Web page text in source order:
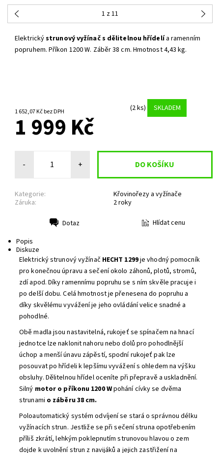
1 z 11
Elektrickýstrunový vyžínač s dělitelnou hřídelía ramenním
popruhem. Příkon 1200 W. Záběr 38 cm. Hmotnost 4,43 kg.
1 652,07 Kč bez DPH (2 ks) SKLADEM
1 999 Kč
- +
Kategorie:
Křovinořezy a vyžínače
Záruka:
2 roky
Dotaz
Hlídat cenu
Popis
Diskuze
Elektrický strunový vyžínač HECHT 1299je vhodný pomocník
pro konečnou úpravu a sečení okolo záhonů, plotů, stromů,
zdí apod. Díky ramennímu popruhu se s ním skvěle pracuje i
po delší dobu. Celá hmotnost je přenesena do popruhu a
díky skvělému vyvážení je jeho ovládání velice snadné a
pohodlné.
Obě madla jsou nastavitelná, rukojeť se spínačem na hnací
jednotce lze naklonit nahoru nebo dolů pro pohodlnější
úchop a menší únavu zápěstí, spodní rukojeť pak lze
posouvat po hřídeli k lepšímu vyvážení s ohledem na výšku
obsluhy. Dělitelnou hřídel oceníte při přepravě a uskladnění.
Silný motor o příkonu 1200 Wpohání cívky se dvěma
strunami o záběru 38 cm.
Poloautomatický systém odvíjení se stará o správnou délku
vyžínacích strun. Jestliže se při sečení struna opotřebením
příliš zkrátí, lehkým poklepnutím strunovou hlavou o zem
dojde k uvolnění strun z navijáků a jejich zastřižení na